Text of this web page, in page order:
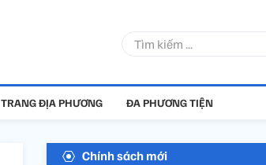
TRANG ĐỊA PHƯƠNG ĐA PHƯƠNG TIỆN
Chính sách mới